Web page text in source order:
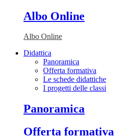
Albo Online
Albo Online
Didattica
Panoramica
Offerta formativa
Le schede didattiche
I progetti delle classi
Panoramica
Offerta formativa